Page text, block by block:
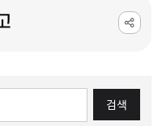
검색